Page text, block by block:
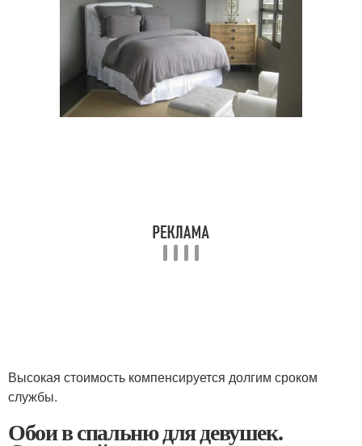
Высокая стоимость компенсируется долгим сроком
службы.
Обои в спальню для девушек.